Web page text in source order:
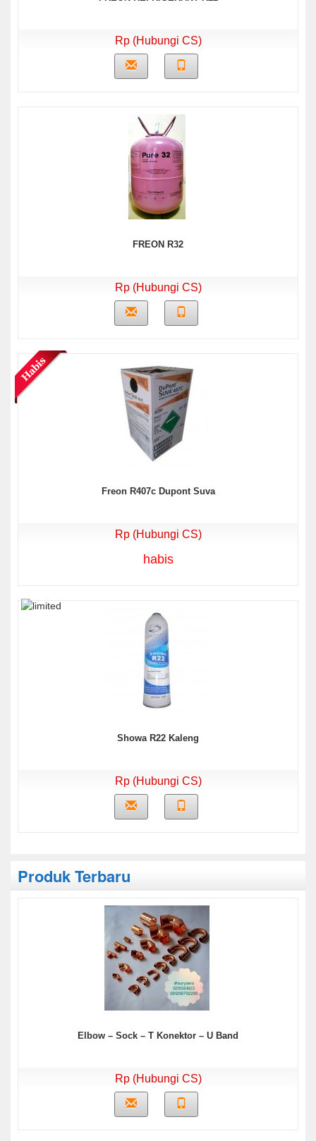
Rp (Hubungi CS)
FREON R32
Rp (Hubungi CS)
Freon R407c Dupont Suva
Rp (Hubungi CS)
habis
Showa R22 Kaleng
Rp (Hubungi CS)
Produk Terbaru
Elbow – Sock – T Konektor – U Band
Rp (Hubungi CS)